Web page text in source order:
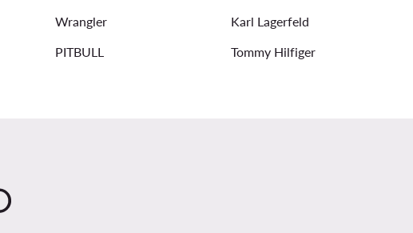
Wrangler
Karl Lagerfeld
PITBULL Tommy Hilfiger